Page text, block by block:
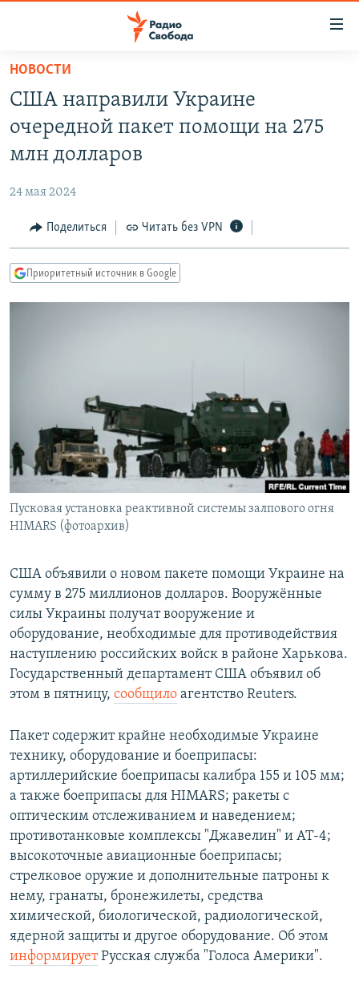
упрощенного
доступа
основному
Вернутся
Вернутся
АВТОРСКИЕ ПРОЕКТЫ
МНЕНИЯ
КУЛЬТУРА
КАВКАЗ.РЕАЛИИ
ПОДПИШИТЕСЬ НА РАССЫЛКУ
СОЦИАЛЬНЫЕ СЕТИ
НОВОСТИ
США направили Украине
очередной пакет помощи на 275
млн долларов
24 мая 2024
Поделиться Читать без VPN
Приоритетный источник в Google
Пусковая установка реактивной системы залпового огня
HIMARS (фотоархив)
США объявили о новом пакете помощи Украине на
сумму в 275 миллионов долларов. Вооружённые
силы Украины получат вооружение и
оборудование, необходимые для противодействия
наступлению российских войск в районе Харькова.
Государственный департамент США объявил об
этом в пятницу, сообщило агентство Reuters.
Пакет содержит крайне необходимые Украине
технику, оборудование и боеприпасы:
артиллерийские боеприпасы калибра 155 и 105 мм;
а также боеприпасы для HIMARS; ракеты с
оптическим отслеживанием и наведением;
противотанковые комплексы "Джавелин" и АТ-4;
высокоточные авиационные боеприпасы;
стрелковое оружие и дополнительные патроны к
нему, гранаты, бронежилеты, средства
химической, биологической, радиологической,
ядерной защиты и другое оборудование. Об этом
информируетРусская служба "Голоса Америки".